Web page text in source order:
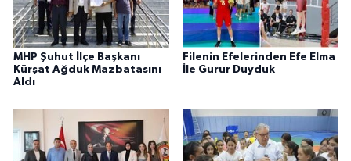
MHP Şuhut İlçe Başkanı
Kürşat Ağduk Mazbatasını
Aldı
Filenin Efelerinden Efe Elma
İle Gurur Duyduk